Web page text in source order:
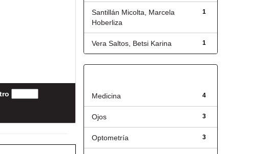
1
Santillán Micolta, Marcela
Hoberliza
1
Vera Saltos, Betsi Karina
4
Medicina
3
Ojos
3
Optometría